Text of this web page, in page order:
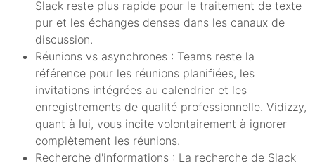
Slack reste plus rapide pour le traitement de texte
pur et les échanges denses dans les canaux de
discussion.
Réunions vs asynchrones : Teams reste la
référence pour les réunions planifiées, les
invitations intégrées au calendrier et les
enregistrements de qualité professionnelle. Vidizzy,
quant à lui, vous incite volontairement à ignorer
complètement les réunions.
Recherche d'informations : La recherche de Slack